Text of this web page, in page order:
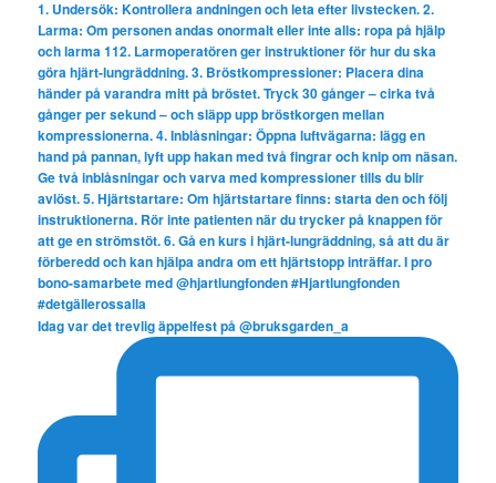
Idag var det trevlig äppelfest på @bruksgarden_a